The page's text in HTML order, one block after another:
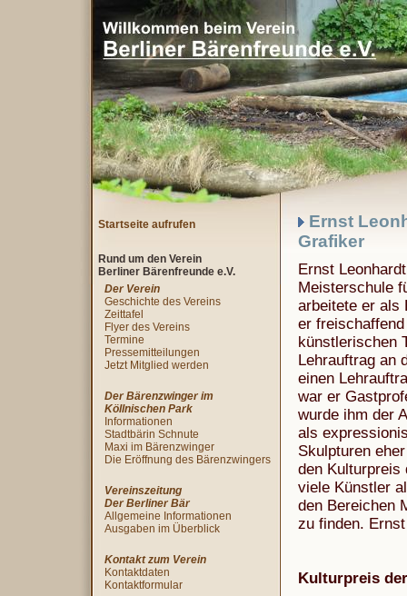
Ernst
Grafiker
Ernst
Meisterschule
arbeitete er als
er
künstlerischen
Lehrauftrag an
einen
war er
wurde ihm der
als
Skulpturen
den Kulturpreis
viele Künstler
den Bereichen
zu finden.
Kulturpreis
Startseite aufrufen
Rund um den Verein
Berliner Bärenfreunde e.V.
Der Verein
Geschichte des Vereins
Zeittafel
Flyer des Vereins
Termine
Pressemitteilungen
Jetzt Mitglied werden
Der Bärenzwinger im
Köllnischen Park
Informationen
Stadtbärin Schnute
Maxi im Bärenzwinger
Die Eröffnung des Bärenzwingers
Vereinszeitung
Der Berliner Bär
Allgemeine Informationen
Ausgaben im Überblick
Kontakt zum Verein
Kontaktdaten
Kontaktformular